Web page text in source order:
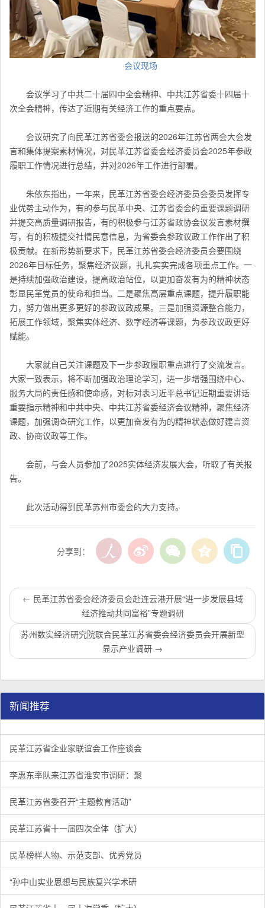
会议现场
会议学习了中共二十届四中全会精神、中共江苏省委十四届十
次全会精神，传达了近期有关经济工作的重点要点。
会议研究了向民革江苏省委会报送的2026年江苏省两会大会发
言和集体提案素材情况，对民革江苏省委会经济委员会2025年参政
履职工作情况进行总结，并对2026年工作进行部署。
朱依东指出，一年来， 民革江苏省委会经济委员会委员发挥专
业优势主动作为，有的参与民革中央、 江苏省委会的重要课题调研
并提交高质量调研报告，有的积极参与江苏省政协会议发言素材撰
写，有的积极提交社情民意信息，为省委会参政议政工作作出了积
极贡献。在新形势新要求下， 民革江苏省委会经济委员会要围绕
2026年目标任务，聚焦经济议题，扎扎实实完成各项重点工作。一
是持续加强政治建设，提高政治站位，以更加奋发有为的精神状态
彰显民革党员的使命和担当。二是聚焦高层重点课题，提升履职能
力，努力做出更多更好的参政议政成果。三是加强资源整合能力，
拓展工作领域，聚焦实体经济、数字经济等课题，为参政议政更好
赋能。
大家就自己关注课题及下一步参政履职重点进行了交流发言。
大家一致表示，将不断加强政治理论学习，进一步增强围绕中心、
服务大局的责任感和使命感，对标对表习近平总书记近期重要讲话
重要指示精神和中共中央、中共江苏省委经济会议精神，聚焦经济
课题，加强调查研究工作，以更加奋发有为的精神状态做好建言资
政、协商议政等工作。
会前，与会人员参加了2025实体经济发展大会，听取了有关报
告。
此次活动得到民革苏州市委会的大力支持。
分享到：
← 民革江苏省委会经济委员会赴连云港开展“进一步发展县域
经济推动共同富裕”专题调研
苏州数实经济研究院联合民革江苏省委会经济委员会开展新型
显示产业调研 →
新闻推荐
民革江苏省企业家联谊会工作座谈会在宁召开
1/3 李惠东率队来江苏省淮安市调研：聚焦民革党员之家建设管
2/3 民革江苏省委召开“主题教育活动” 领导班子民主生活会
3/3
民革江苏省企业家联谊会工作座谈会
李惠东率队来江苏省淮安市调研：聚
民革江苏省委召开“主题教育活动”
民革江苏省十一届四次全体（扩大）
民革榜样人物、示范支部、优秀党员
“孙中山实业思想与民族复兴学术研